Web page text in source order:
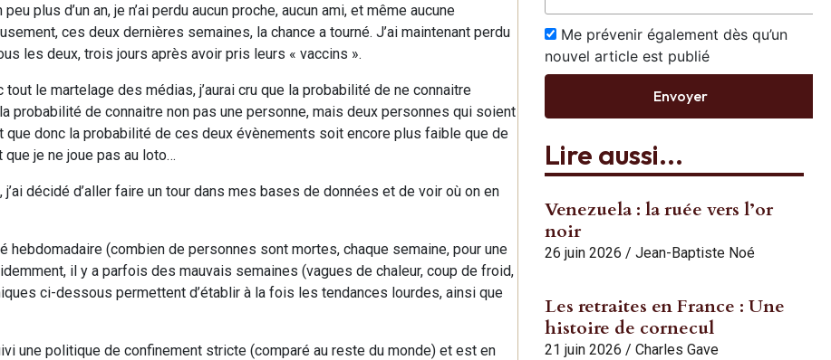
plus d’un an, je n’ai perdu aucun proche, aucun ami, et même aucune
ces deux dernières semaines, la chance a tourné. J’ai maintenant perdu
les deux, trois jours après avoir pris leurs « vaccins ».
le martelage des médias, j’aurai cru que la probabilité de ne connaitre
probabilité de connaitre non pas une personne, mais deux personnes qui soient
donc la probabilité de ces deux évènements soit encore plus faible que de
je ne joue pas au loto…
décidé d’aller faire un tour dans mes bases de données et de voir où on en
(combien de personnes sont mortes, chaque semaine, pour une
il y a parfois des mauvais semaines (vagues de chaleur, coup de froid,
ci-dessous permettent d’établir à la fois les tendances lourdes, ainsi que
une politique de confinement stricte (comparé au reste du monde) et est en
Me prévenir également dès qu’un
nouvel article est publié
Envoyer
Lire aussi...
Venezuela : la ruée vers l’or
noir
26 juin 2026 / Jean-Baptiste Noé
Les retraites en France : Une
histoire de cornecul
21 juin 2026 / Charles Gave